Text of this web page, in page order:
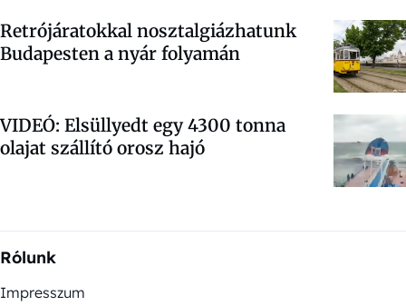
Retrójáratokkal nosztalgiázhatunk
Budapesten a nyár folyamán
VIDEÓ: Elsüllyedt egy 4300 tonna
olajat szállító orosz hajó
Rólunk
Impresszum